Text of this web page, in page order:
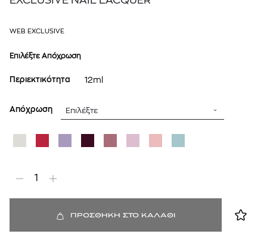
WEB EXCLUSIVE
Επιλέξτε Απόχρωση
Περιεκτικότητα 12ml
Απόχρωση Επιλέξτε
1
ΠΡΟΣΘΗΚΗ ΣΤΟ ΚΑΛΑΘΙ